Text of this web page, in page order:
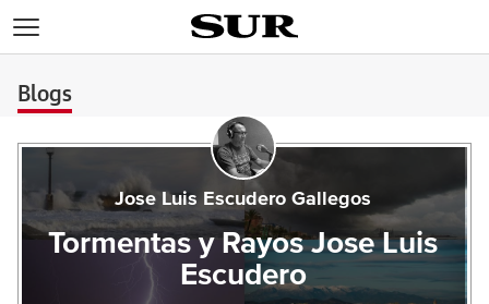
Blogs
Jose Luis Escudero Gallegos
Tormentas y Rayos Jose Luis
Escudero